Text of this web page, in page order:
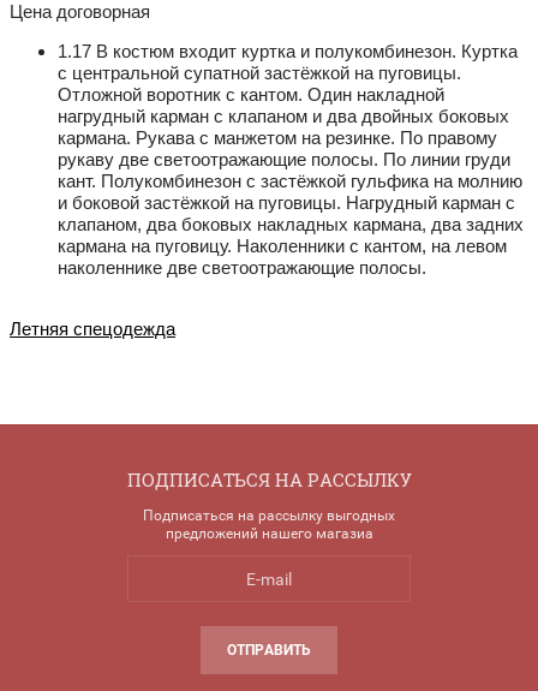
Цена договорная
1.17 В костюм входит куртка и полукомбинезон. Куртка
с центральной супатной застёжкой на пуговицы.
Отложной воротник с кантом. Один накладной
нагрудный карман с клапаном и два двойных боковых
кармана. Рукава с манжетом на резинке. По правому
рукаву две светоотражающие полосы. По линии груди
кант. Полукомбинезон с застёжкой гульфика на молнию
и боковой застёжкой на пуговицы. Нагрудный карман с
клапаном, два боковых накладных кармана, два задних
кармана на пуговицу. Наколенники с кантом, на левом
наколеннике две светоотражающие полосы.
Летняя спецодежда
ПОДПИСАТЬСЯ НА РАССЫЛКУ
Подписаться на рассылку выгодных
предложений нашего магазиа
ОТПРАВИТЬ